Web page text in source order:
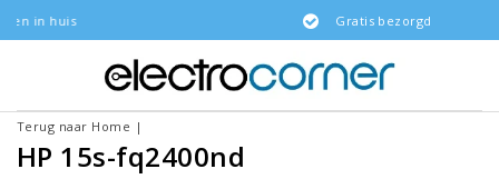
Gratis bezorgd
Terug naar Home |
HP 15s-fq2400nd